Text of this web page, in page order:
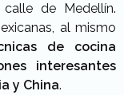
de Medellín.
al mismo
de cocina
interesantes
y China.